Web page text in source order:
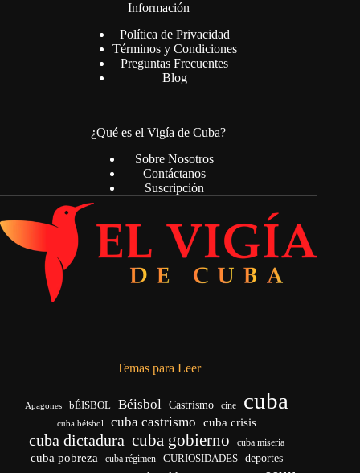
Información
Política de Privacidad
Términos y Condiciones
Preguntas Frecuentes
Blog
¿Qué es el Vigía de Cuba?
Sobre Nosotros
Contáctanos
Suscripción
Temas para Leer
Apagones bÉISBOL Béisbol Castrismo cine cuba
cuba béisbol cuba castrismo cuba crisis
cuba dictadura cuba gobierno cuba miseria
cuba pobreza cuba régimen CURIOSIDADES deportes